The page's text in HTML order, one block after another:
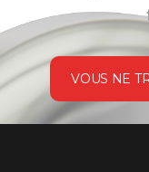
VOUS NE